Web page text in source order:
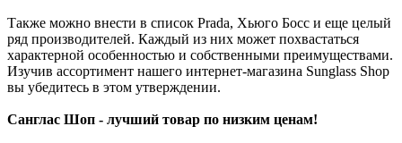
Также можно внести в список Prada, Хьюго Босс и еще целый
ряд производителей. Каждый из них может похвастаться
характерной особенностью и собственными преимуществами.
Изучив ассортимент нашего интернет-магазина Sunglass Shop
вы убедитесь в этом утверждении.
Санглас Шоп - лучший товар по низким ценам!